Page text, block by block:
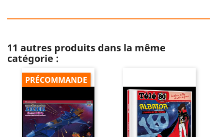
11 autres produits dans la même
catégorie :
PRÉCOMMANDE